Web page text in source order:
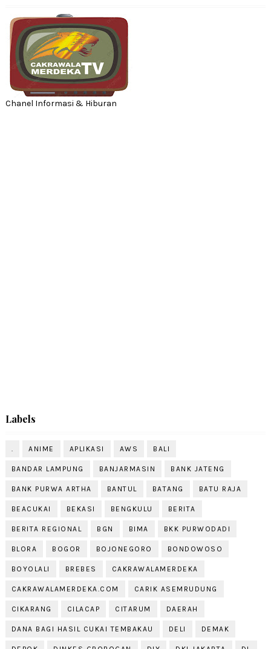
Chanel Informasi & Hiburan
Labels
. ANIME APLIKASI AWS BALI
BANDAR LAMPUNG BANJARMASIN BANK JATENG
BANK PURWA ARTHA BANTUL BATANG BATU RAJA
BEACUKAI BEKASI BENGKULU BERITA
BERITA REGIONAL BGN BIMA BKK PURWODADI
BLORA BOGOR BOJONEGORO BONDOWOSO
BOYOLALI BREBES CAKRAWALAMERDEKA
CAKRAWALAMERDEKA.COM CARIK ASEMRUDUNG
CIKARANG CILACAP CITARUM DAERAH
DANA BAGI HASIL CUKAI TEMBAKAU DELI DEMAK